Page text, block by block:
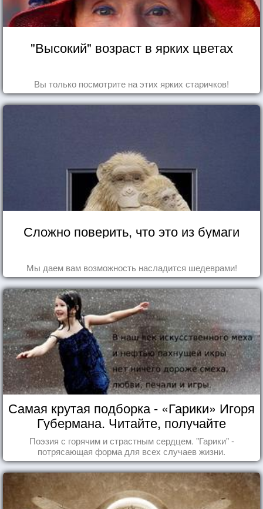
"Высокий" возраст в ярких цветах
Вы только посмотрите на этих ярких старичков!
Сложно поверить, что это из бумаги
Мы даем вам возможность насладится шедеврами!
Самая крутая подборка - «Гарики» Игоря
Губермана. Читайте, получайте
удовольствие!
Поэзия с горячим и страстным сердцем. "Гарики" -
потрясающая форма для всех случаев жизни.